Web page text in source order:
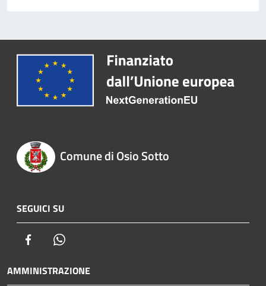
Comune di Osio Sotto
SEGUICI SU
Facebook
AMMINISTRAZIONE